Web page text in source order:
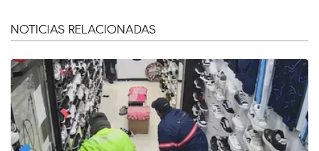
NOTICIAS RELACIONADAS